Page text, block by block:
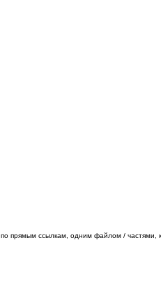
прямым ссылкам, одним файлом / частями,